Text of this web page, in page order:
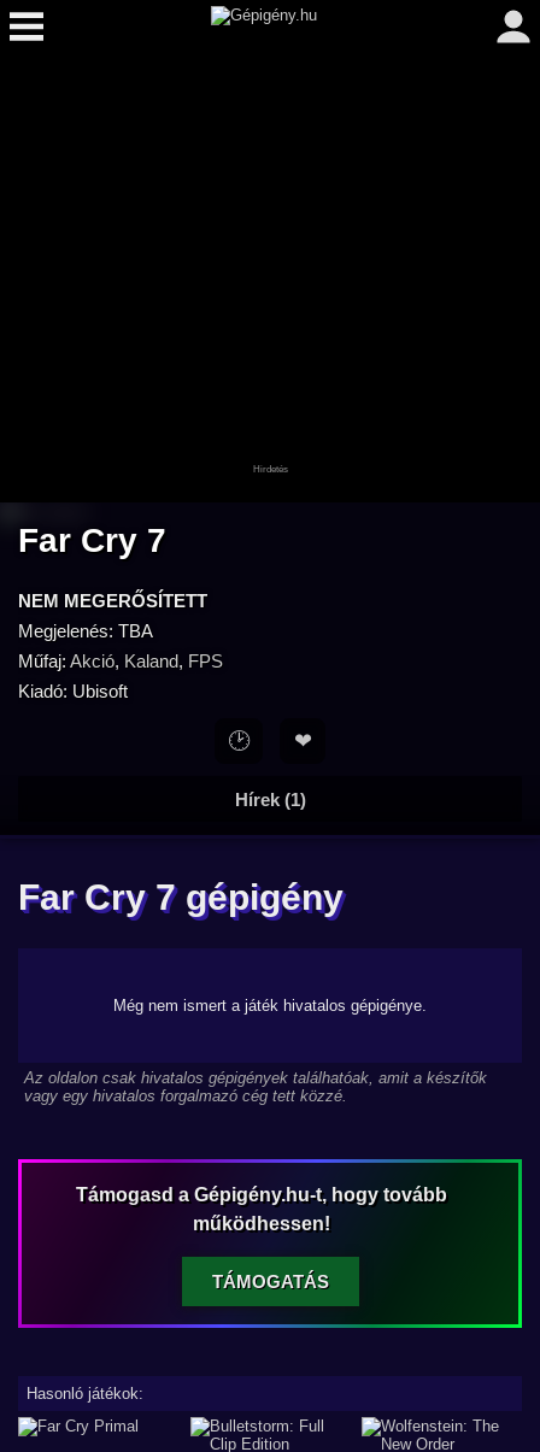
Far Cry 7
NEM MEGERŐSÍTETT
Megjelenés: TBA
Műfaj: Akció, Kaland, FPS
Kiadó: Ubisoft
Hírek (1)
🕑 ❤
Far Cry 7 gépigény
Még nem ismert a játék hivatalos gépigénye.
Az oldalon csak hivatalos gépigények találhatóak, amit a készítők
vagy egy hivatalos forgalmazó cég tett közzé.
Támogasd a Gépigény.hu-t, hogy tovább
működhessen!
TÁMOGATÁS
Hasonló játékok: